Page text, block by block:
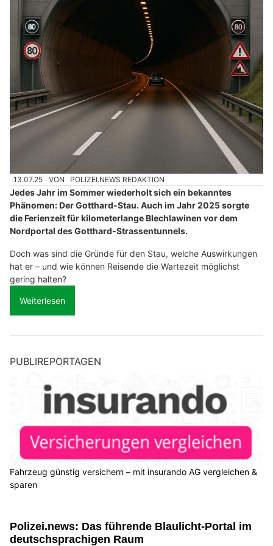
13.07.25 VON POLIZEI.NEWS REDAKTION
Jedes Jahr im Sommer wiederholt sich ein bekanntes
Phänomen: Der Gotthard-Stau. Auch im Jahr 2025 sorgte
die Ferienzeit für kilometerlange Blechlawinen vor dem
Nordportal des Gotthard-Strassentunnels.
Doch was sind die Gründe für den Stau, welche Auswirkungen
hat er – und wie können Reisende die Wartezeit möglichst
gering halten?
Weiterlesen
PUBLIREPORTAGEN
Fahrzeug günstig versichern – mit insurando AG vergleichen &
sparen
Polizei.news: Das führende Blaulicht-Portal im
deutschsprachigen Raum